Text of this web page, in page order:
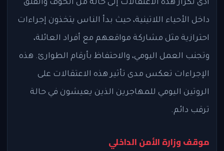
أدى تكرار هذه الاعتقالات إلى حالة من الخوف والقلق
داخل الأحياء اللاتينية، حيث بدأ الناس يتخذون إجراءات
احترازية مثل مشاركة مواقعهم مع أفراد العائلة،
وتجنب العمل اليومي، والاحتفاظ بأرقام الطوارئ. هذه
الإجراءات تعكس مدى تأثير هذه الاعتقالات على
الروتين اليومي للمهاجرين الذين يعيشون في حالة
ترقب دائم.
موقف وزارة الأمن الداخلي